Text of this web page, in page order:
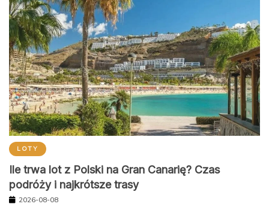
LOTY
Ile trwa lot z Polski na Gran Canarię? Czas
podróży i najkrótsze trasy
2026-08-08